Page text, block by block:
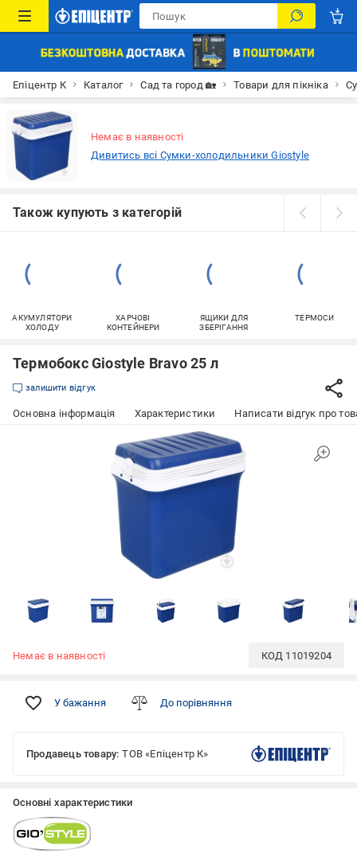
Епіцентр К Каталог Сад та город 🏡 Товари для пікніка
Немає в наявності
Дивитись всі Сумки-холодильники Giostyle
Також купують з категорій
АКУМУЛЯТОРИ
ХОЛОДУ
ХАРЧОВІ
КОНТЕЙНЕРИ
ЯЩИКИ ДЛЯ
ЗБЕРІГАННЯ
ТЕРМОСИ
Термобокс Giostyle Bravo 25 л
залишити відгук
Основна інформація Характеристики Написати відгук про
Немає в наявності КОД 11019204
У бажання До порівняння
Продавець товару: ТОВ «Епіцентр К»
Основні характеристики